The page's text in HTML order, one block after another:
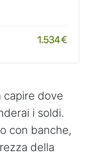
capire dove
i soldi.
con banche,
della